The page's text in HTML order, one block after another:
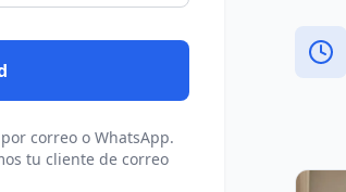
correo o WhatsApp.
tu cliente de correo